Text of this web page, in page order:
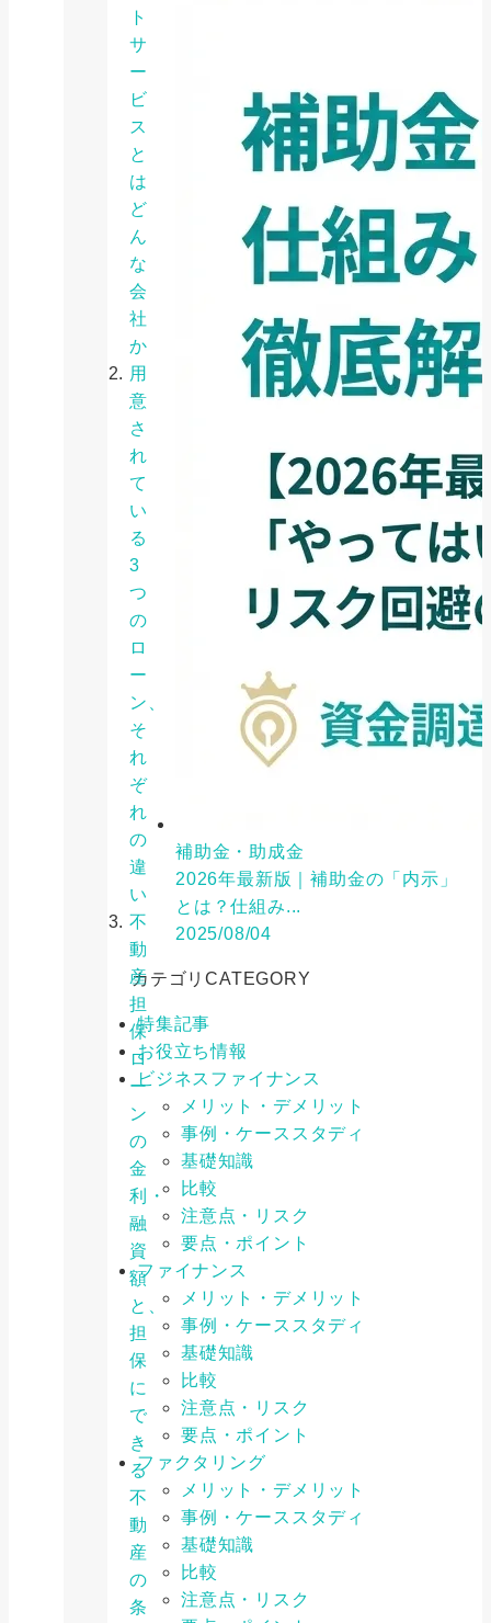
ト
サ
ー
ビ
ス
と
は
ど
ん
な
会
社
か
用
意
さ
れ
て
い
る
3
つ
の
ロ
ー
ン、
そ
れ
ぞ
れ
の
違
い
不
動
産
担
保
ロ
ー
ン
の
金
利・
融
資
額
と、
担
保
に
で
き
る
不
動
産
の
条
補助金・助成金
2026年最新版｜補助金の「内示」
とは？仕組み...
2025/08/04
カテゴリCATEGORY
特集記事
お役立ち情報
ビジネスファイナンス
メリット・デメリット
事例・ケーススタディ
基礎知識
比較
注意点・リスク
要点・ポイント
ファイナンス
メリット・デメリット
事例・ケーススタディ
基礎知識
比較
注意点・リスク
要点・ポイント
ファクタリング
メリット・デメリット
事例・ケーススタディ
基礎知識
比較
注意点・リスク